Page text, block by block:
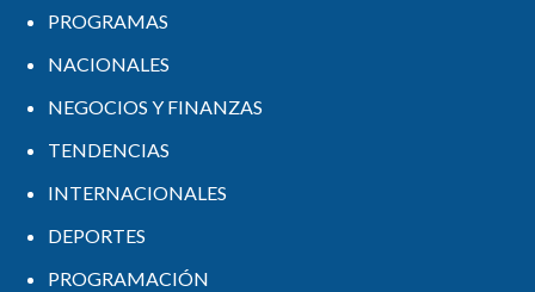
PROGRAMAS
NACIONALES
NEGOCIOS Y FINANZAS
TENDENCIAS
INTERNACIONALES
DEPORTES
PROGRAMACIÓN